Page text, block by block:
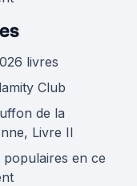
livres
Club
de la
Livre II
populaires en ce